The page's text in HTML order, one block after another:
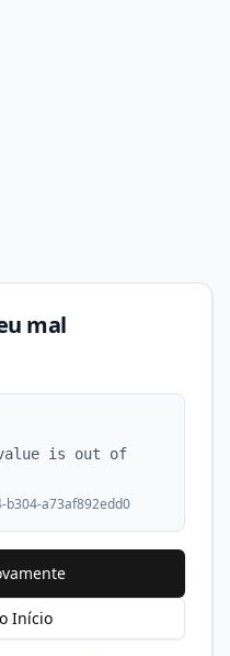
mal
value is out of
b304-a73af892edd0
Início